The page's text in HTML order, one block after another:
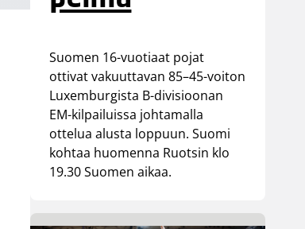
Suomen 16-vuotiaat pojat
ottivat vakuuttavan 85–45-voiton
Luxemburgista B-divisioonan
EM-kilpailuissa johtamalla
ottelua alusta loppuun. Suomi
kohtaa huomenna Ruotsin klo
19.30 Suomen aikaa.